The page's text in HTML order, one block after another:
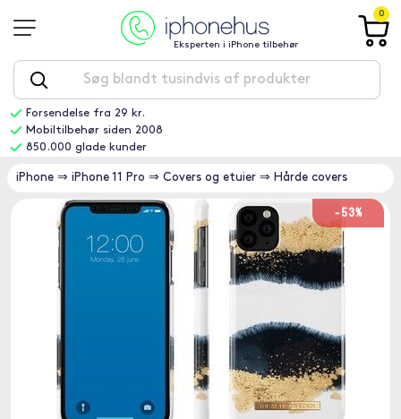
Eksperten i iPhone tilbehør
0
Forsendelse fra 29 kr.
Mobiltilbehør siden 2008
850.000 glade kunder
iPhone ⇒ iPhone 11 Pro ⇒ Covers og etuier ⇒ Hårde covers
-53%